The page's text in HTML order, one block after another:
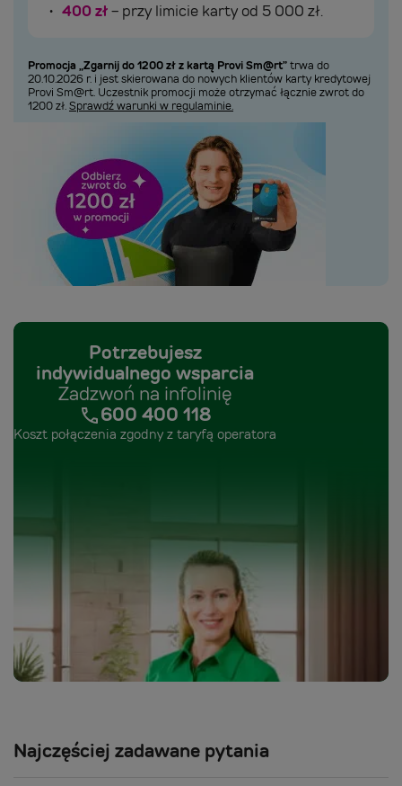
400 zł- przy limicie karty od 5 000 zł.
Promocja „Zgarnij do 1200 zł z kartą Provi Sm@rt”trwa do
20.10.2026 r. i jest skierowana do nowych klientów karty kredytowej
Provi Sm@rt. Uczestnik promocji może otrzymać łącznie zwrot do
1200 zł.Sprawdź warunki w regulaminie.
Potrzebujesz
indywidualnego wsparcia
Zadzwoń na infolinię
600 400 118
Koszt połączenia zgodny z taryfą operatora
Najczęściej zadawane pytania